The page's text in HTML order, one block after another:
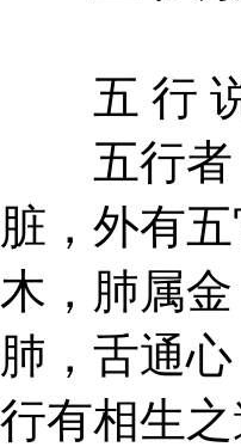
五 行
五行者，
脏，外有
木，肺属
肺，舌通
行有相生